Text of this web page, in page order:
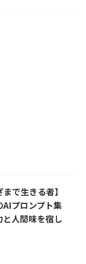
で生きる者】
プロンプト集
と人間味を宿し